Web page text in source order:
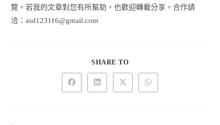
覽。若我的文章對您有所幫助，也歡迎轉載分享。合作請
洽：asd123116@gmail.com
SHARE TOSHARE
THIS
CONTENT
Opens
in
Opens
in
Opens
in
Opens
in